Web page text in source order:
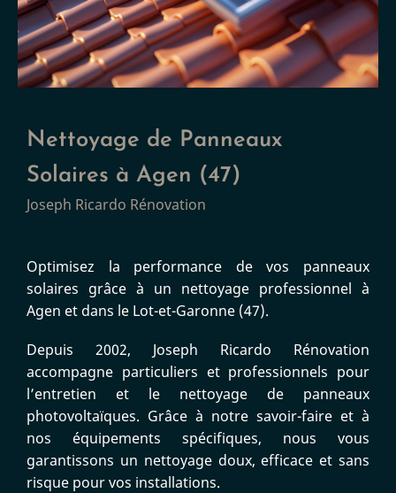
Nettoyage de Panneaux
Solaires à Agen (47)
Joseph Ricardo Rénovation
Optimisez la performance de vos panneaux
solaires grâce à un nettoyage professionnel à
Agen et dans le Lot-et-Garonne (47).
Depuis 2002, Joseph Ricardo Rénovation
accompagne particuliers et professionnels pour
l’entretien et le nettoyage de panneaux
photovoltaïques. Grâce à notre savoir-faire et à
nos équipements spécifiques, nous vous
garantissons un nettoyage doux, efficace et sans
risque pour vos installations.